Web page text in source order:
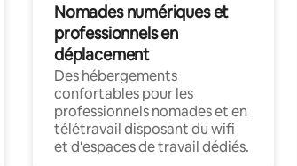
Nomades numériques et
professionnels en
déplacement
Des hébergements
confortables pour les
professionnels nomades et en
télétravail disposant du wifi
et d'espaces de travail dédiés.